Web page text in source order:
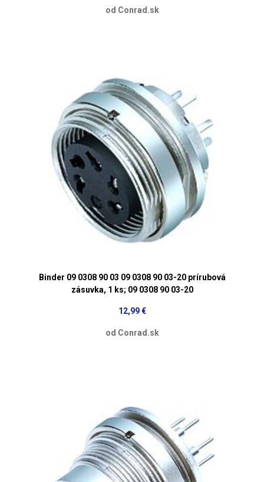
od Conrad.sk
Binder 09 0308 90 03 09 0308 90 03-20 prírubová
zásuvka, 1 ks; 09 0308 90 03-20
12,99 €
od Conrad.sk